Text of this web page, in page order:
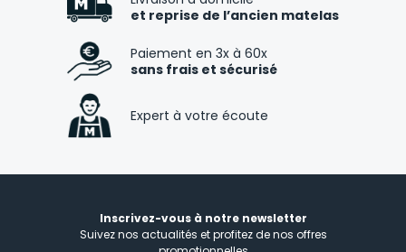
et reprise de l’ancien matelas
Paiement en 3x à 60x
sans frais et sécurisé
Expert à votre écoute
Inscrivez-vous à notre newsletter
Suivez nos actualités et profitez de nos offres